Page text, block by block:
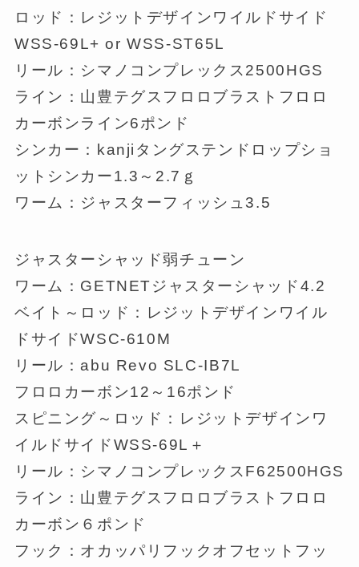
ロッド：レジットデザインワイルドサイド
WSS-69L+ or WSS-ST65L
リール：シマノコンプレックス2500HGS
ライン：山豊テグスフロロブラストフロロ
カーボンライン6ポンド
シンカー：kanjiタングステンドロップショ
ットシンカー1.3～2.7ｇ
ワーム：ジャスターフィッシュ3.5
ジャスターシャッド弱チューン
ワーム：GETNETジャスターシャッド4.2
ベイト～ロッド：レジットデザインワイル
ドサイドWSC-610M
リール：abu Revo SLC-IB7L
フロロカーボン12～16ポンド
スピニング～ロッド：レジットデザインワ
イルドサイドWSS-69L＋
リール：シマノコンプレックスF62500HGS
ライン：山豊テグスフロロブラストフロロ
カーボン６ポンド
フック：オカッパリフックオフセットフッ